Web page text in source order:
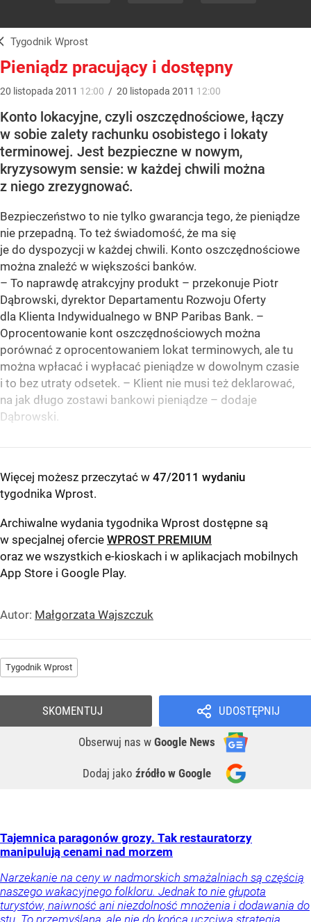
Tygodnik Wprost
Pieniądz pracujący i dostępny
20 listopada 2011 12:00 / 20 listopada 2011 12:00
Konto lokacyjne, czyli oszczędnościowe, łączy
w sobie zalety rachunku osobistego i lokaty
terminowej. Jest bezpieczne w nowym,
kryzysowym sensie: w każdej chwili można
z niego zrezygnować.
Bezpieczeństwo to nie tylko gwarancja tego, że pieniądze
nie przepadną. To też świadomość, że ma się
je do dyspozycji w każdej chwili. Konto oszczędnościowe
można znaleźć w większości banków.
– To naprawdę atrakcyjny produkt – przekonuje Piotr
Dąbrowski, dyrektor Departamentu Rozwoju Oferty
dla Klienta Indywidualnego w BNP Paribas Bank. –
Oprocentowanie kont oszczędnościowych można
porównać z oprocentowaniem lokat terminowych, ale tu
można wpłacać i wypłacać pieniądze w dowolnym czasie
i to bez utraty odsetek. – Klient nie musi też deklarować,
na jak długo zostawi bankowi pieniądze – dodaje
Dąbrowski.
Więcej możesz przeczytać w 47/2011 wydaniu
tygodnika Wprost.
Archiwalne wydania tygodnika Wprost dostępne są
w specjalnej ofercie WPROST PREMIUM
oraz we wszystkich e-kioskach i w aplikacjach mobilnych
App Store i Google Play.
Autor: Małgorzata Wajszczuk
Tygodnik Wprost
UDOSTĘPNIJ
Obserwuj nas w Google News
Dodaj jako źródło w Google
SKOMENTUJ
Tajemnica paragonów grozy. Tak restauratorzy
manipulują cenami nad morzem
Narzekanie na ceny w nadmorskich smażalniach są częścią
naszego wakacyjnego folkloru. Jednak to nie głupota
turystów, naiwność ani niezdolność mnożenia i dodawania do